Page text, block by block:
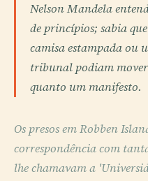
Nelson Mandela
de princípios; sabia
camisa estampada ou
tribunal podiam
quanto um manifesto.
Os presos em Robben
correspondência com
lhe chamavam a